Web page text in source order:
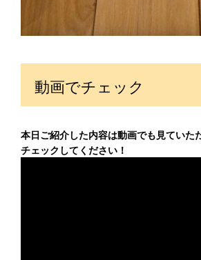
動画でチェック
本日ご紹介した内容は動画でも見ていた
チェックしてください！